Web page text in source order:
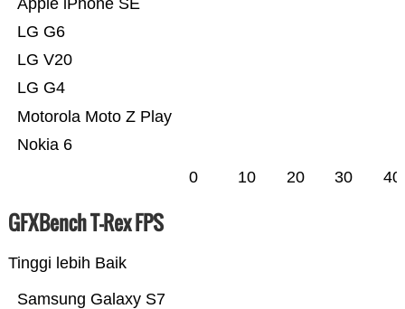
Nokia 6
Motorola Moto Z Play
LG G4
LG V20
LG G6
Apple iPhone SE
0 10 20 30 40
GFXBench T-Rex FPS
Tinggi lebih Baik
Samsung Galaxy S7